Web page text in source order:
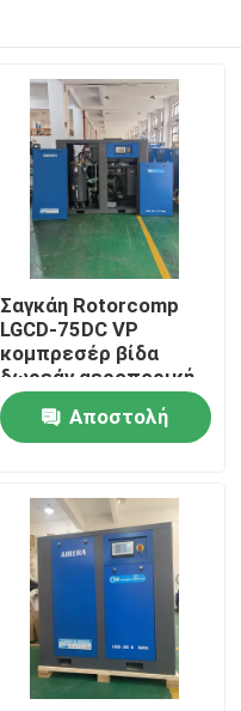
Σαγκάη Rotorcomp
LGCD-75DC VP
κομπρεσέρ βίδα
δωρεάν αεροπορική
παράδοση
Αποστολή